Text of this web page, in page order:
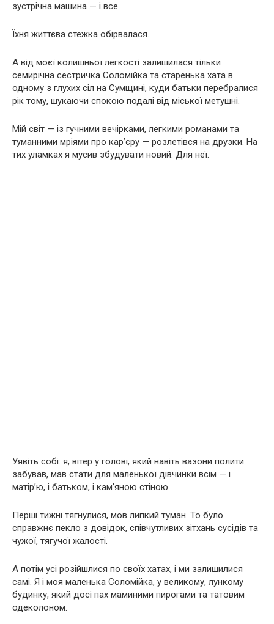
зустрічна машина — і все.
Їхня життєва стежка обірвалася.
А від моєї колишньої легкості залишилася тільки
семирічна сестричка Соломійка та старенька хата в
одному з глухих сіл на Сумщині, куди батьки перебралися
рік тому, шукаючи спокою подалі від міської метушні.
Мій світ — із гучними вечірками, легкими романами та
туманними мріями про кар’єру — розлетівся на друзки. На
тих уламках я мусив збудувати новий. Для неї.
Уявіть собі: я, вітер у голові, який навіть вазони полити
забував, мав стати для маленької дівчинки всім — і
матір’ю, і батьком, і кам’яною стіною.
Перші тижні тягнулися, мов липкий туман. То було
справжнє пекло з довідок, співчутливих зітхань сусідів та
чужої, тягучої жалості.
А потім усі розійшлися по своїх хатах, і ми залишилися
самі. Я і моя маленька Соломійка, у великому, лункому
будинку, який досі пах маминими пирогами та татовим
одеколоном.